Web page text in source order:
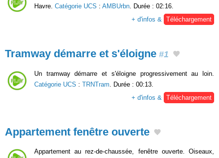
Havre. Catégorie UCS : AMBUrbn. Durée : 02:16.
+ d'infos & Téléchargement
Tramway démarre et s'éloigne #1
Un tramway démarre et s'éloigne progressivement au loin.
Catégorie UCS : TRNTram . Durée : 00:13.
+ d'infos &
Téléchargement
Appartement fenêtre ouverte
Appartement au rez-de-chaussée, fenêtre ouverte. Oiseaux,